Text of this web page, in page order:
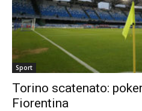
Sport
Torino scatenato:
Fiorentina